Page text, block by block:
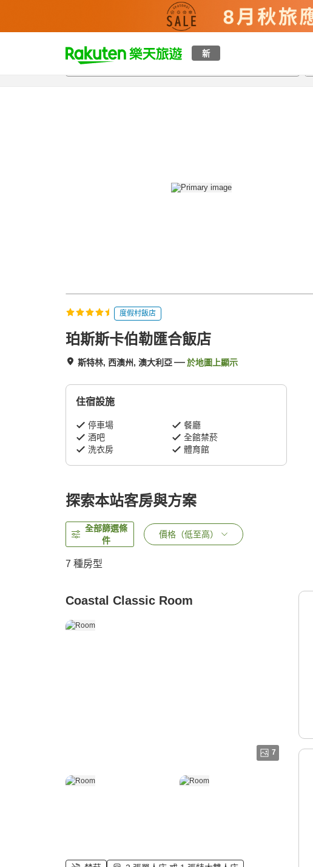
新
t
p
總覽客房與方案評語設施
度假村飯店
珀斯斯卡伯勒匯合飯店
斯特林, 西澳州, 澳大利亞 於地圖上顯示
住宿設施
停車場
餐廳
酒吧
全館禁菸
洗衣房
體育館
探索本站客房與方案
全部篩選條
件
價格（低至高）
7 種房型
Coastal Classic Room
7